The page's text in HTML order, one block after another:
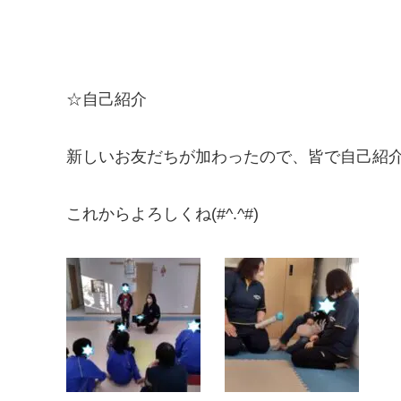
☆自己紹介
新しいお友だちが加わったので、皆で自己紹
これからよろしくね(#^.^#)